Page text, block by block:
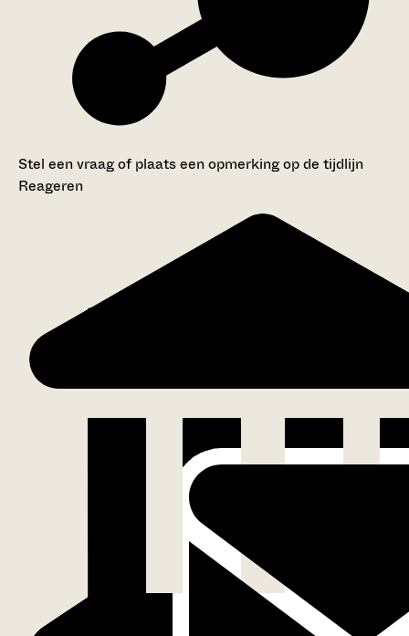
Stel een vraag of plaats een opmerking op de tijdlijn
Reageren